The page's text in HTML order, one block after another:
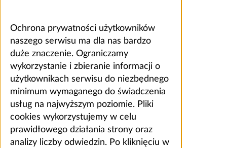
Ochrona prywatności użytkowników
naszego serwisu ma dla nas bardzo
duże znaczenie. Ograniczamy
wykorzystanie i zbieranie informacji o
użytkownikach serwisu do niezbędnego
minimum wymaganego do świadczenia
usług na najwyższym poziomie. Pliki
cookies wykorzystujemy w celu
prawidłowego działania strony oraz
analizy liczby odwiedzin. Po kliknięciu w